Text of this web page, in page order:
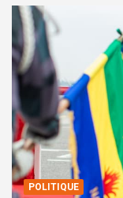
POLITIQUE